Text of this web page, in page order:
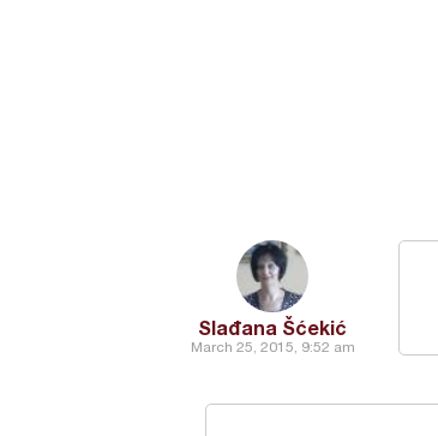
Slađana Šćekić
March 25, 2015, 9:52 am